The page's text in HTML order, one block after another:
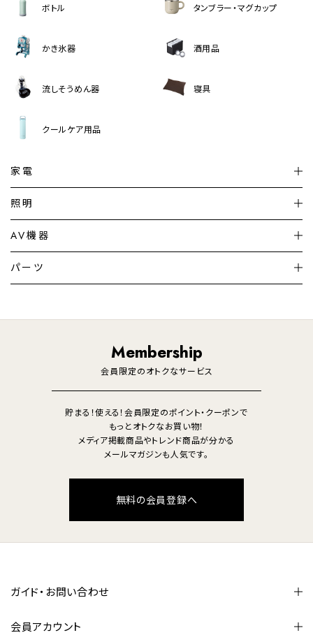
ボトル タンブラー・マグカップ
かき氷器 酒用品
流しそうめん器 寝具
クールケア用品
家電
加湿器・空気清浄機
暖房機 掃除機
調理家電 生活家電
照明
シーリングライト
デスクライト
AV機器
テレビ
パーツ
Membership
会員限定のオトクなサービス
貯まる！使える！会員限定のポイント・クーポンで
もっとオトクなお買い物！
メディア掲載商品やトレンド商品が分かる
メールマガジンも人気です。
無料の会員登録へ
ガイド・お問い合わせ
会員アカウント